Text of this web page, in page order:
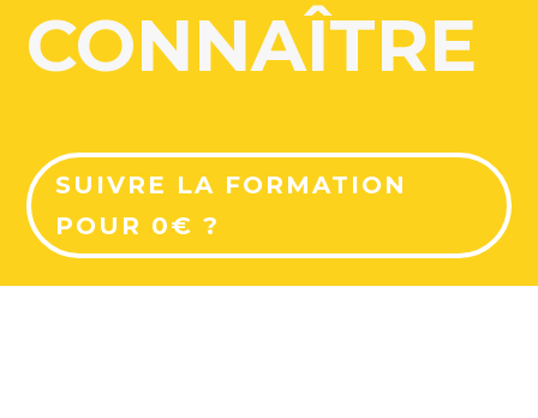
CONNAÎTRE
SUIVRE LA FORMATION
POUR 0€ ?